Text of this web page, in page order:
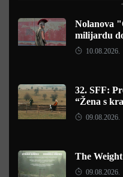
Nolanova
milijardu
10.08.2026.
32. SFF:
“Žena s
09.08.2026.
The Weight
09.08.2026.